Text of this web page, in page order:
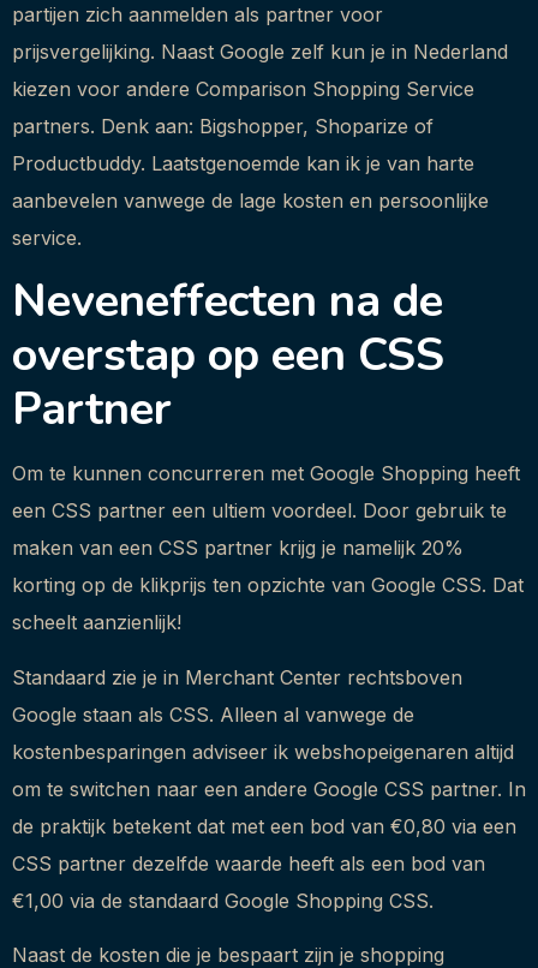
partijen zich aanmelden als partner voor
prijsvergelijking. Naast Google zelf kun je in Nederland
kiezen voor andere Comparison Shopping Service
partners. Denk aan: Bigshopper, Shoparize of
Productbuddy. Laatstgenoemde kan ik je van harte
aanbevelen vanwege de lage kosten en persoonlijke
service.
Neveneffecten na de
overstap op een CSS
Partner
Om te kunnen concurreren met Google Shopping heeft
een CSS partner een ultiem voordeel. Door gebruik te
maken van een CSS partner krijg je namelijk 20%
korting op de klikprijs ten opzichte van Google CSS. Dat
scheelt aanzienlijk!
Standaard zie je in Merchant Center rechtsboven
Google staan als CSS. Alleen al vanwege de
kostenbesparingen adviseer ik webshopeigenaren altijd
om te switchen naar een andere Google CSS partner. In
de praktijk betekent dat met een bod van €0,80 via een
CSS partner dezelfde waarde heeft als een bod van
€1,00 via de standaard Google Shopping CSS.
Naast de kosten die je bespaart zijn je shopping